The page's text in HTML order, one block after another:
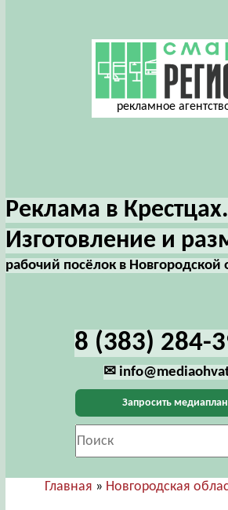
рекламное
Реклама в Крестцах.
Изготовление и
рабочий посёлок в Новгородской
8 (383) 284-
✉
Запросить медиаплан
Главная » Новгородская